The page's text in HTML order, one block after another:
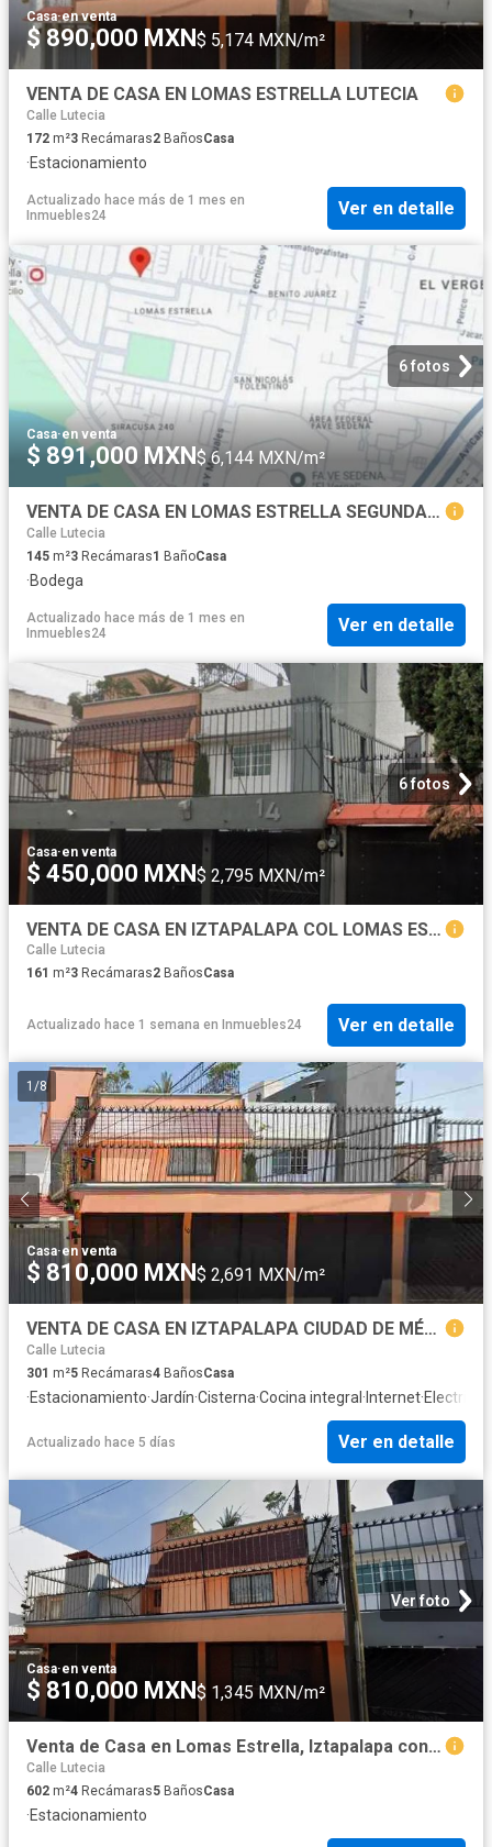
Casa·en venta
$ 890,000 MXN $ 5,174 MXN/m²
VENTA DE CASA EN LOMAS ESTRELLA LUTECIA
Calle Lutecia
172 m²3 Recámaras2 BañosCasa
·Estacionamiento
Actualizado hace más de 1 mes en
Inmuebles24
Ver en detalle
6 fotos
Casa·en venta
$ 891,000 MXN$ 6,144 MXN/m²
VENTA DE CASA EN LOMAS ESTRELLA SEGUNDA SECCION IZTAPALAPA. RECUPERACION BANCARIA
Calle Lutecia
145 m²3 Recámaras1 BañoCasa
·Bodega
Actualizado hace más de 1 mes en
Inmuebles24
Ver en detalle
6 fotos
Casa·en venta
$ 450,000 MXN$ 2,795 MXN/m²
VENTA DE CASA EN IZTAPALAPA COL LOMAS ESTRELLA 2DA SECC
Calle Lutecia
161 m²3 Recámaras2 BañosCasa
Actualizado hace 1 semana en Inmuebles24 Ver en detalle
1 /8
Casa·en venta
$ 810,000 MXN$ 2,691 MXN/m²
VENTA DE CASA EN IZTAPALAPA CIUDAD DE MÉXICO
Calle Lutecia
301 m²5 Recámaras4 BañosCasa
·Estacionamiento·Jardín·Cisterna·Cocina integral · Internet·
Actualizado hace 5 días Ver en detalle
Ver foto
Casa·en venta
$ 810,000 MXN$ 1,345 MXN/m²
Venta de Casa en Lomas Estrella, Iztapalapa con amplio jardín y 4 recámaras
Calle Lutecia
602 m²4 Recámaras5 BañosCasa
·Estacionamiento